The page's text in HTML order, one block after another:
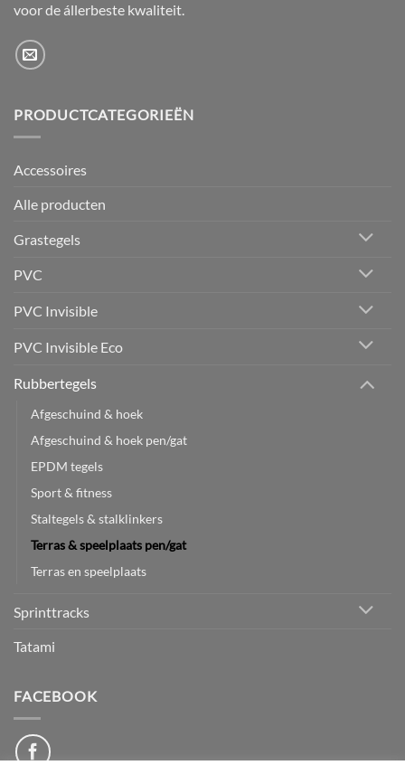
voor de állerbeste kwaliteit.
PRODUCTCATEGORIEËN
Accessoires
Alle producten
Grastegels
PVC
PVC Invisible
PVC Invisible Eco
Rubbertegels
Afgeschuind & hoek
Afgeschuind & hoek pen/gat
EPDM tegels
Sport & fitness
Staltegels & stalklinkers
Terras & speelplaats pen/gat
Terras en speelplaats
Sprinttracks
Tatami
FACEBOOK